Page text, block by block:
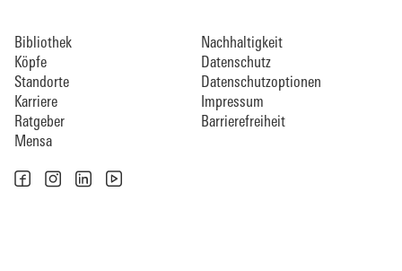
Bibliothek
Köpfe
Standorte
Karriere
Ratgeber
Mensa
Nachhaltigkeit
Datenschutz
Datenschutzoptionen
Impressum
Barrierefreiheit